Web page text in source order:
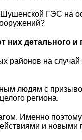
Шушенской ГЭС на
детального и
районов на
людям с
региона.
Именно
и новыми